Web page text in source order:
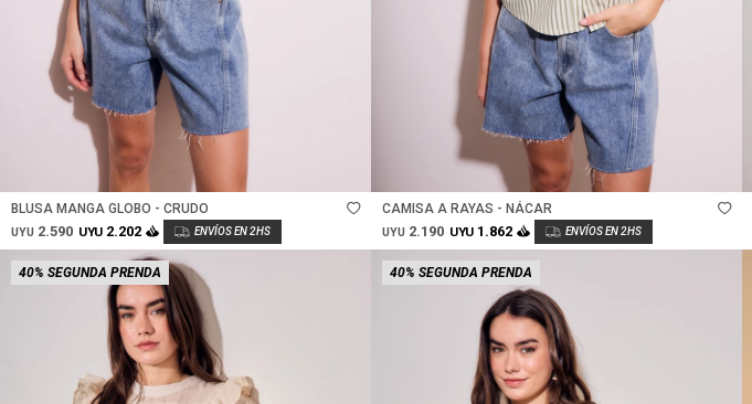
BLUSA MANGA GLOBO - CRUDO
UYU 2.590 UYU 2.202
CAMISA A RAYAS - NÁCAR
UYU 2.190 UYU 1.862
40% SEGUNDA PRENDA 40% SEGUNDA PRENDA